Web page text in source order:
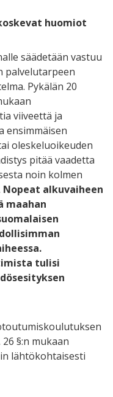
huomiot
säädetään vastuu
palvelutarpeen
Pykälän 20
viiveettä ja
ensimmäisen
oleskeluoikeuden
pitää vaadetta
noin kolmen
Nopeat alkuvaiheen
maahan
tulisi
§:n mukaan
lähtökohtaisesti